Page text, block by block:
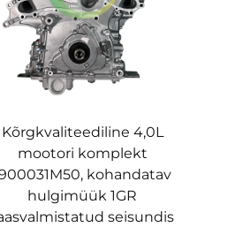
Kõrgkvaliteediline 4,0L
mootori komplekt
kohandatav
hulgimüük 1GR
seisundis